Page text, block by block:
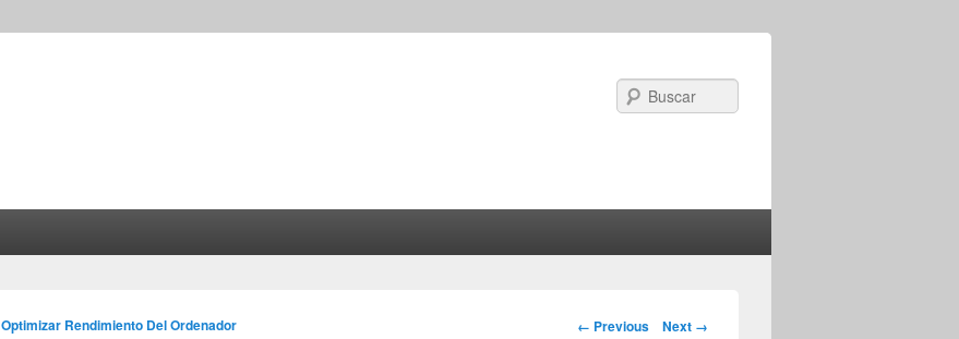
Image navigation
← Previous Next →
Optimizar Rendimiento Del Ordenador